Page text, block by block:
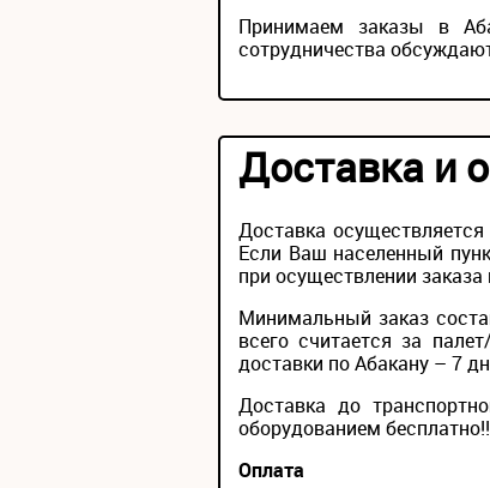
Принимаем заказы в
сотрудничества
Доставка и
Доставка
Если Ваш населенный
при осуществлении
Минимальный заказ
всего считается за
доставки по Абакану – 7
Доставка до
оборудованием
Оплата